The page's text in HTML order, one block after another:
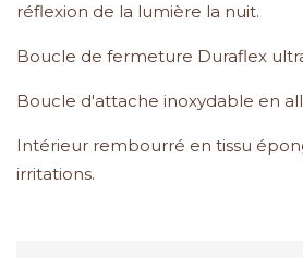
réflexion de la lumière la nuit.
Boucle de fermeture Duraflex
Boucle d'attache inoxydable en
Intérieur rembourré en tissu
irritations.